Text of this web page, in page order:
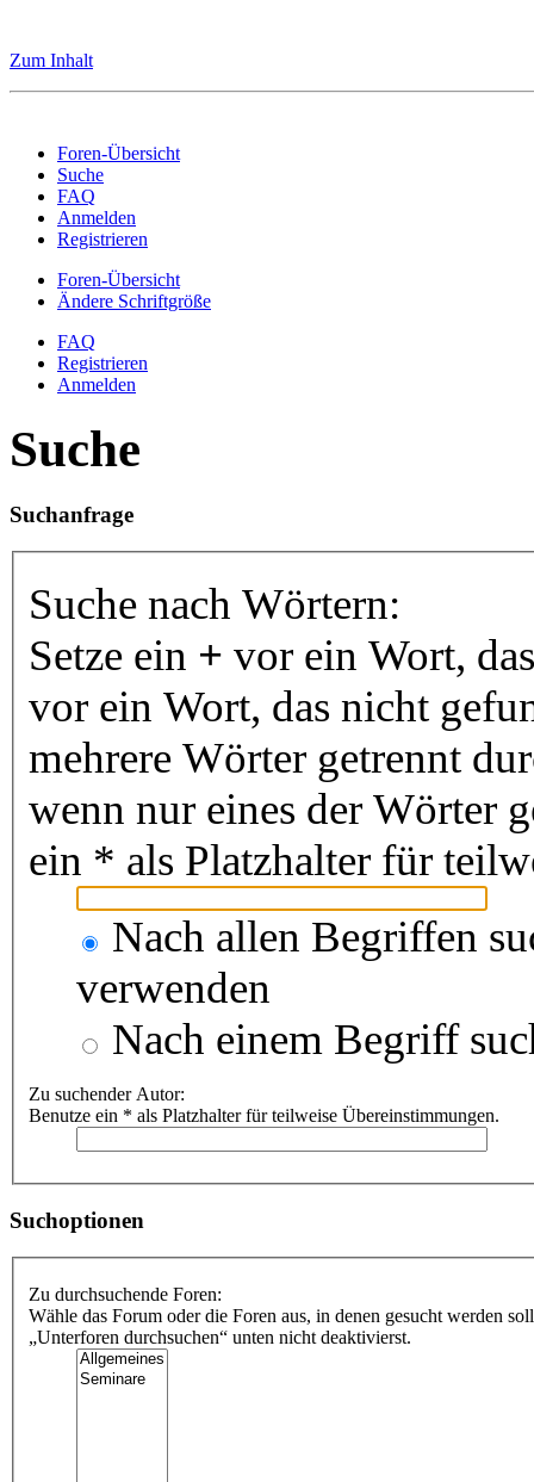
Zum Inhalt
Foren-Übersicht
Suche
FAQ
Anmelden
Registrieren
Foren-Übersicht
Ändere Schriftgröße
FAQ
Registrieren
Anmelden
Suche
Suchanfrage
Suche nach Wörtern:
Setze ein + vor ein Wort,
vor ein Wort, das nicht
mehrere Wörter getrennt
wenn nur eines der Wörter
ein * als Platzhalter für
Nach allen Begriffen
verwenden
Nach einem Begriff
Zu suchender Autor:
Benutze ein * als Platzhalter für teilweise Übereinstimmungen.
Suchoptionen
Zu durchsuchende Foren:
Wähle das Forum oder die Foren aus, in denen gesucht werden
„Unterforen durchsuchen“ unten nicht deaktivierst.